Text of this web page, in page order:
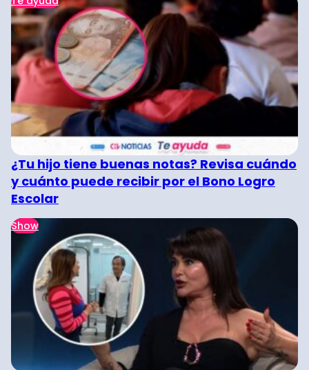
¿Tu hijo tiene buenas notas? Revisa cuándo
y cuánto puede recibir por el Bono Logro
Escolar
Show